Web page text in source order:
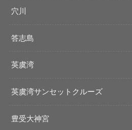
穴川
答志島
英虞湾
英虞湾サンセットクルーズ
豊受大神宮